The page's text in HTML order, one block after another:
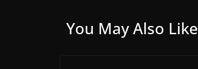
You May Also Like